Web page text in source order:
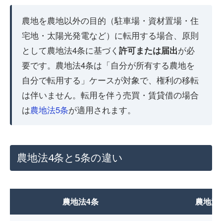
農地を農地以外の目的（駐車場・資材置場・住
宅地・太陽光発電など）に転用する場合、原則
として農地法4条に基づく 許可または届出が必
要です。農地法4条は「自分が所有する農地を
自分で転用する」ケースが対象で、権利の移転
は伴いません。転用を伴う売買・賃貸借の場合
は農地法5条が適用されます。
農地法4条と5条の違い
農地法4条 農地法